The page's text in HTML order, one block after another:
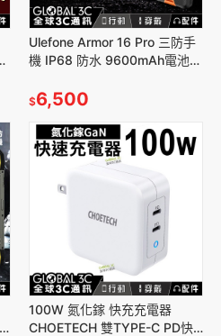
Ulefone Armor 16 Pro 三防手
機 IP68 防水 9600mAh電池
$6,500
100W 氮化鎵 快充充電器
CHOETECH 雙TYPE-C PD快